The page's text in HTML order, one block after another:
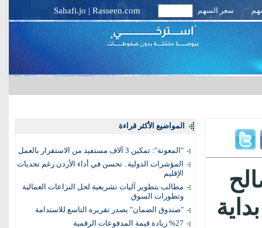
سعر السهم Sahafi.jo | Rasseen.com
المواضيع الأكثر قراءة
"المعونة": تمكين 3 آلاف مستفيد من الاستقرار بالعمل
المؤشرات الدولية.. تحسن في أداء الأردن رغم تحديات
الإقليم
مطالب بتطوير آليات تشريعية لحل النزاعات العمالية
وتطورات السوق
"صندوق الضمان" يصدر تقريره التاسع للاستدامة
%27 زيادة قيمة المدفوعات الرقمية
بداية